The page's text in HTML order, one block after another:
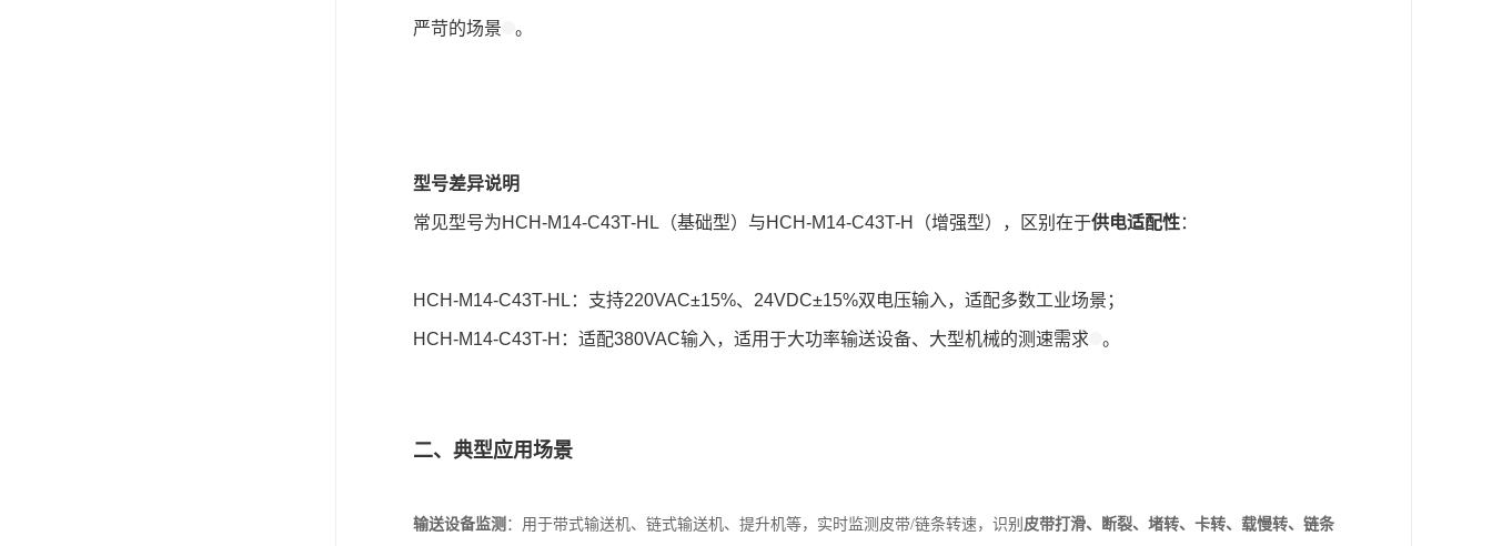
严苛的场景 。
型号差异说明
常见型号为HCH-M14-C43T-HL（基础型）与HCH-M14-C43T-H（增强型），区别在于供电适配性：
HCH-M14-C43T-HL：支持220VAC±15%、24VDC±15%双电压输入，适配多数工业场景；
HCH-M14-C43T-H：适配380VAC输入，适用于大功率输送设备、大型机械的测速需求 。
二、典型应用场景
输送设备监测 ：用于带式输送机、链式输送机、提升机等，实时监测皮带/链条转速，识别 皮带打滑、断裂、堵转、卡转、载慢转、链条